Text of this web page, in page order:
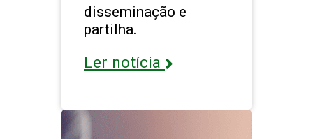
disseminação e
partilha.
Ler notícia